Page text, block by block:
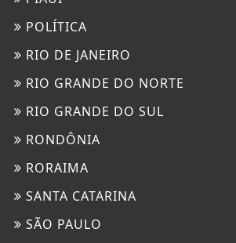
POLÍTICA
RIO DE JANEIRO
RIO GRANDE DO NORTE
RIO GRANDE DO SUL
RONDÔNIA
RORAIMA
SANTA CATARINA
SÃO PAULO